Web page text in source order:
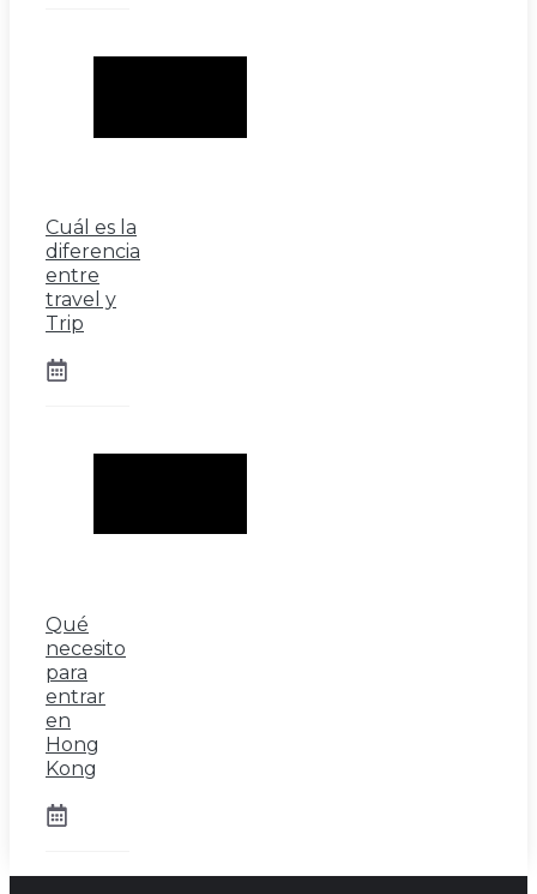
Cuál es la
diferencia
entre
travel y
Trip
Qué
necesito
para
entrar
en
Hong
Kong